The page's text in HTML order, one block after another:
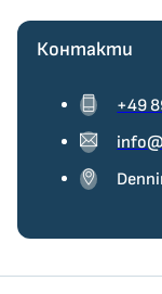
Контакти
+49